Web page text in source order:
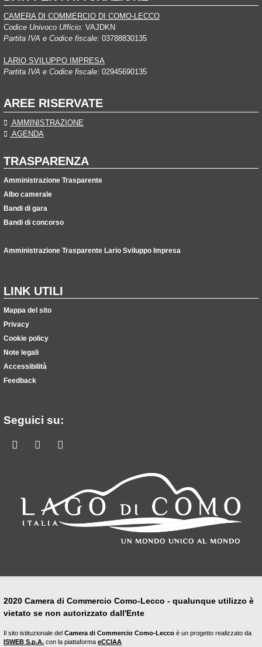
CAMERA DI COMMERCIO DI COMO-LECCO
Codice Univoco Ufficio: VAJDKN
Partita IVA e Codice fiscale: 03788830135
LARIO SVILUPPO IMPRESA
Partita IVA e Codice fiscale: 02945690135
AREE RISERVATE
AMMINISTRAZIONE
AGENDA
TRASPARENZA
Amministrazione Trasparente
Albo camerale
Bandi di gara
Bandi di concorso
Amministrazione Trasparente Lario Sviluppo Impresa
LINK UTILI
Mappa del sito
Privacy
Cookie policy
Note legali
Accessibilità
Feedback
Seguici su:
Facebook
Youtube
2020 Camera di Commercio Como-Lecco - qualunque utilizzo è
vietato se non autorizzato dall'Ente
Il sito istituzionale del Camera di Commercio Como-Lecco è un progetto realizzato da
ISWEB S.p.A. con la piattaforma eCCIAA